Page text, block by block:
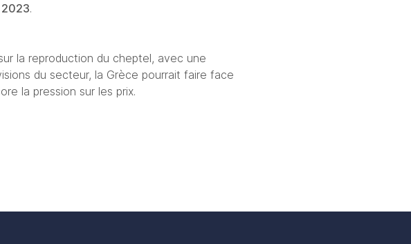
2023.
la reproduction du cheptel, avec une
du secteur, la Grèce pourrait faire face
la pression sur les prix.